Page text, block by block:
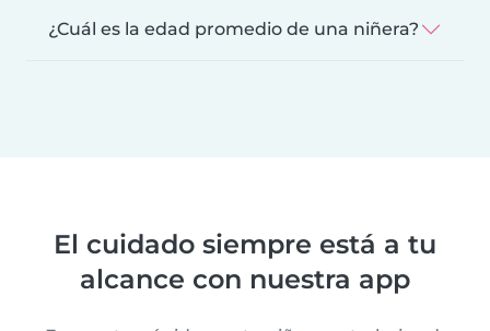
¿Cuál es la edad promedio de una niñera?
El cuidado siempre está a tu
alcance con nuestra app